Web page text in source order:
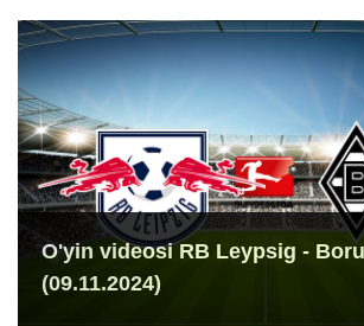
O'yin videosi RB Leypsig -
(09.11.2024)